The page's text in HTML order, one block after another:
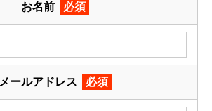
お名前 必須
メールアドレス 必須